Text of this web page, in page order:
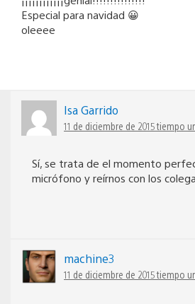
Especial para navidad 😀
oleeee
Isa Garrido
11 de diciembre de 2015 tiempo
Sí, se trata de el momento
micrófono y reírnos con los
machine3
11 de diciembre de 2015 tiempo